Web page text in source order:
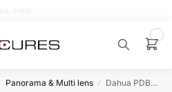
Panorama & Multi lens / Dahua PDBW82041P-B360-E4-S2 Panorama 4 x 5MP 2.8-12mm motorzoomlens